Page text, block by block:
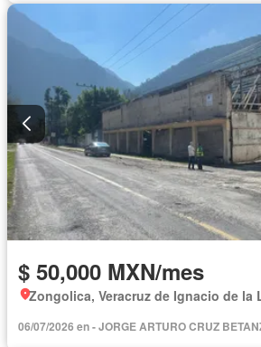
$ 50,000 MXN/mes
Zongolica, Veracruz de Ignacio de la
06/07/2026 en - JORGE ARTURO CRUZ